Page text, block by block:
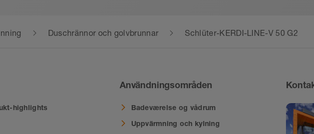
Duschrännor och golvbrunnar Schlüter-KERDI-LINE-V 50 G2
highlights
Användningsområden
Badeværelse og vådrum
Uppvärmning och kylning